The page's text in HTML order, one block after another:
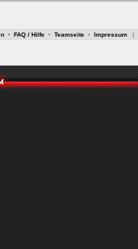
• FAQ / Hilfe • Teamseite • Impressum |